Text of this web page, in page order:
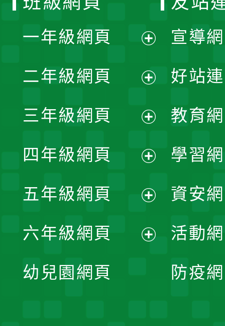
一年級網頁
開
選
單
二年級網頁
開
選
單
三年級網頁
開
選
單
四年級網頁
開
選
五年級網頁
開
六年級網頁
幼兒園網頁
宣導
好站
教育
學習
資安
活動
防疫